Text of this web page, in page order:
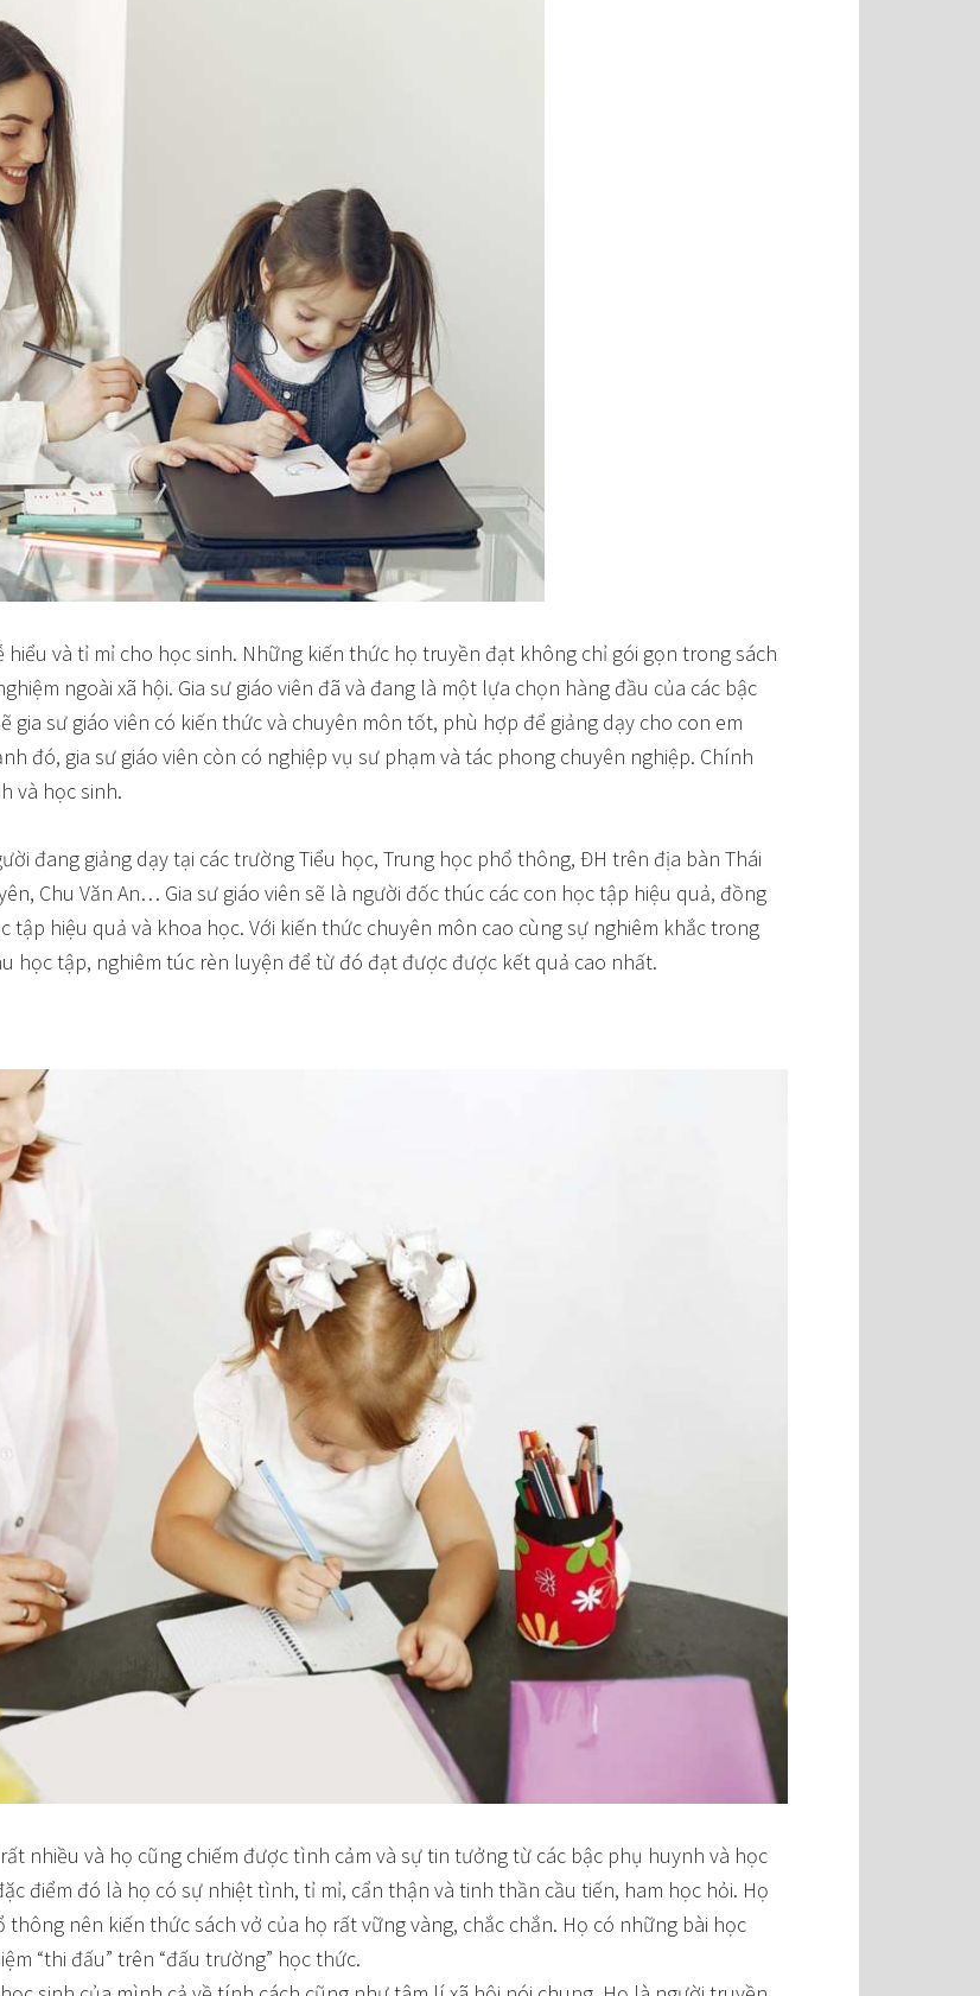
và tỉ mỉ cho học sinh. Những kiến thức họ truyền đạt không chỉ gói gọn trong sách
ngoài xã hội. Gia sư giáo viên đã và đang là một lựa chọn hàng đầu của các bậc
gia sư giáo viên có kiến thức và chuyên môn tốt, phù hợp để giảng dạy cho con em
đó, gia sư giáo viên còn có nghiệp vụ sư phạm và tác phong chuyên nghiệp. Chính
và học sinh.
đang giảng dạy tại các trường Tiểu học, Trung học phổ thông, ĐH trên địa bàn Thái
Chu Văn An… Gia sư giáo viên sẽ là người đốc thúc các con học tập hiệu quả, đồng
hiệu quả và khoa học. Với kiến thức chuyên môn cao cùng sự nghiêm khắc trong
học tập, nghiêm túc rèn luyện để từ đó đạt được được kết quả cao nhất.
nhiều và họ cũng chiếm được tình cảm và sự tin tưởng từ các bậc phụ huynh và học
điểm đó là họ có sự nhiệt tình, tỉ mỉ, cẩn thận và tinh thần cầu tiến, ham học hỏi. Họ
nên kiến thức sách vở của họ rất vững vàng, chắc chắn. Họ có những bài học
“thi đấu” trên “đấu trường” học thức.